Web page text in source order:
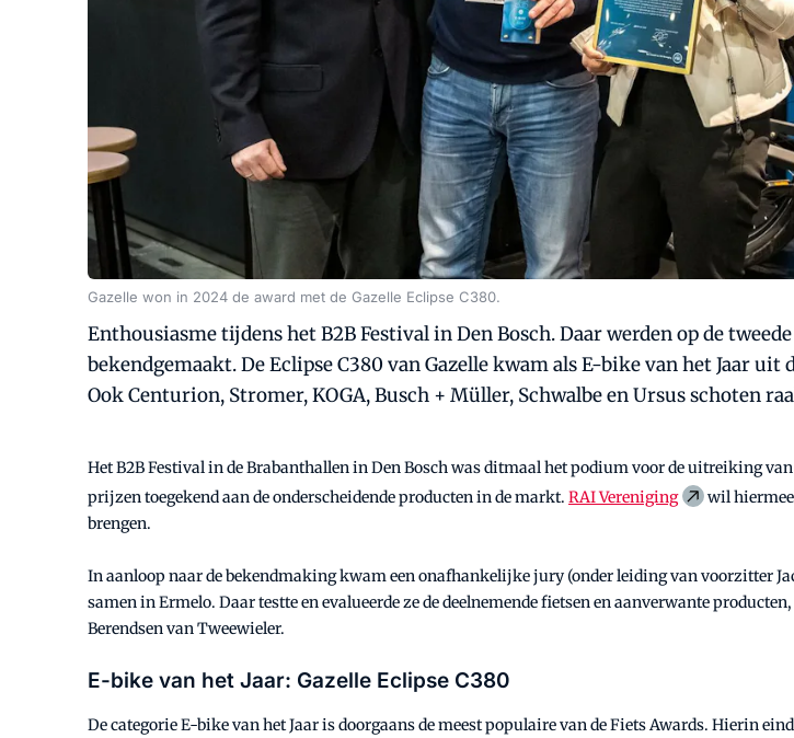
Gazelle won in 2024 de award met de Gazelle Eclipse C380.
Enthousiasme tijdens het B2B Festival in Den Bosch. Daar werden op de
bekendgemaakt. De Eclipse C380 van Gazelle kwam als E-bike van het Jaar
Ook Centurion, Stromer, KOGA, Busch + Müller, Schwalbe en Ursus schoten
Het B2B Festival in de Brabanthallen in Den Bosch was ditmaal het podium voor de uitreiking
prijzen toegekend aan de onderscheidende producten in de markt. RAI Vereniging
wil
brengen.
In aanloop naar de bekendmaking kwam een onafhankelijke jury (onder leiding van voorzitter
samen in Ermelo. Daar testte en evalueerde ze de deelnemende fietsen en aanverwante
Berendsen van Tweewieler.
E-bike van het Jaar: Gazelle Eclipse C380
De categorie E-bike van het Jaar is doorgaans de meest populaire van de Fiets Awards. Hierin